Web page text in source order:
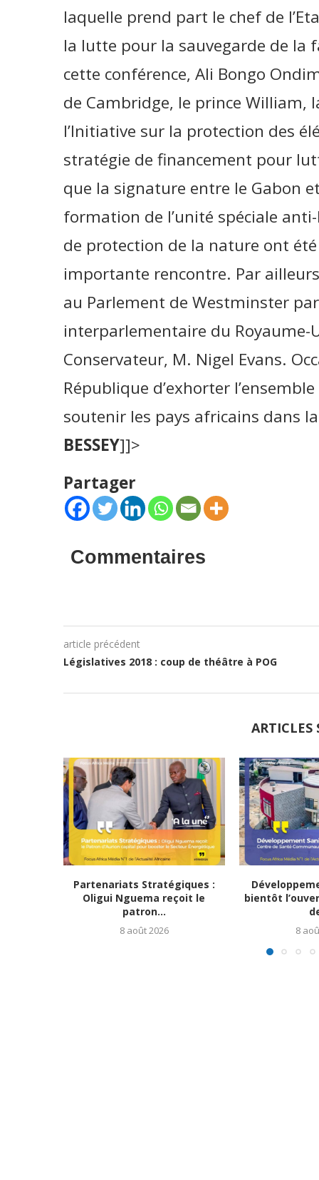
laquelle prend part le chef de
la lutte pour la sauvegarde de la
cette conférence, Ali Bongo
de Cambridge, le prince William,
l’Initiative sur la protection des
stratégie de financement pour
que la signature entre le Gabon
formation de l’unité spéciale
de protection de la nature ont
importante rencontre. Par
au Parlement de Westminster
interparlementaire du Royaume-
Conservateur, M. Nigel Evans.
République d’exhorter
soutenir les pays africains dans
BESSEY]]>
Partager
Commentaires
article précédent
Législatives 2018 : coup de théâtre à POG
ARTICLES
Partenariats Stratégiques :
Oligui Nguema reçoit le
patron...
8 août 2026
bientôt
8